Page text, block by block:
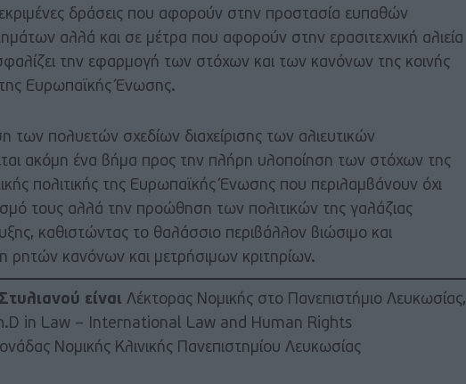
δράσεις που αφορούν στην προστασία ευπαθών
αλλά και σε μέτρα που αφορούν στην ερασιτεχνική αλιεία
την εφαρμογή των στόχων και των κανόνων της κοινής
της Ευρωπαϊκής Ένωσης.
πολυετών σχεδίων διαχείρισης των αλιευτικών
ακόμη ένα βήμα προς την πλήρη υλοποίηση των στόχων της
πολιτικής της Ευρωπαϊκής Ένωσης που περιλαμβάνουν όχι
τους αλλά την προώθηση των πολιτικών της γαλάζιας
καθιστώντας το θαλάσσιο περιβάλλον βιώσιμο και
ρητών κανόνων και μετρήσιμων κριτηρίων.
είναι Λέκτορας Νομικής στο Πανεπιστήμιο Λευκωσίας,
in Law – International Law and Human Rights
Νομικής Κλινικής Πανεπιστημίου Λευκωσίας